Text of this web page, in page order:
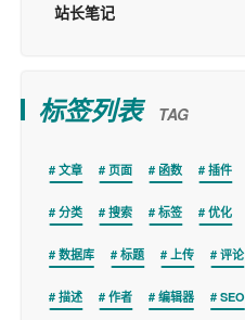
站长笔记
标签列表 TAG
文章 页面 函数 插件
分类 搜索 标签 优化
数据库 标题 上传 评论
描述 作者 编辑器 SEO